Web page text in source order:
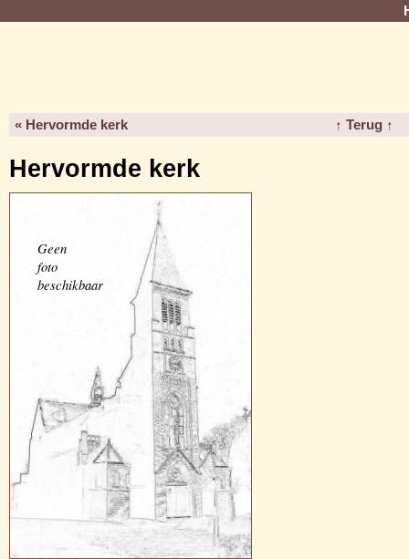
« Hervormde kerk ↑ Terug ↑
Hervormde kerk
Geen
foto
beschikbaar